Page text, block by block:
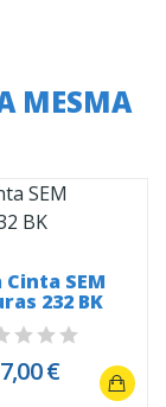
MESMA
Cinta SEM
232 BK
€